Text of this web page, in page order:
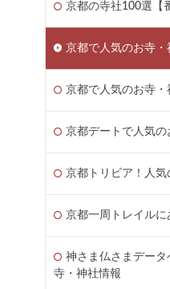
京都の寺社100選【
京都で人気のお寺・
京都で人気のお寺
京都デートで人気の
京都トリビア！人
京都一周トレイルに
神さま仏さまデー
寺・神社情報